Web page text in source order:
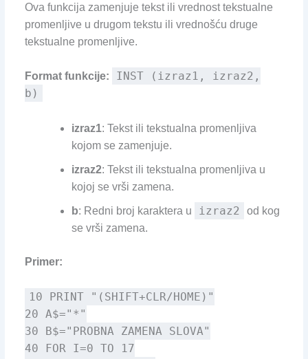
Ova funkcija zamenjuje tekst ili vrednost tekstualne
promenljive u drugom tekstu ili vrednošću druge
tekstualne promenljive.
Format funkcije:
INST (izraz1, izraz2,
b)
izraz1: Tekst ili tekstualna promenljiva
kojom se zamenjuje.
izraz2: Tekst ili tekstualna promenljiva u
kojoj se vrši zamena.
b: Redni broj karaktera u izraz2
od kog
se vrši zamena.
Primer:
10 PRINT "(SHIFT+CLR/HOME)"
20 A$="*"
30 B$="PROBNA ZAMENA SLOVA"
40 FOR I=0 TO 17